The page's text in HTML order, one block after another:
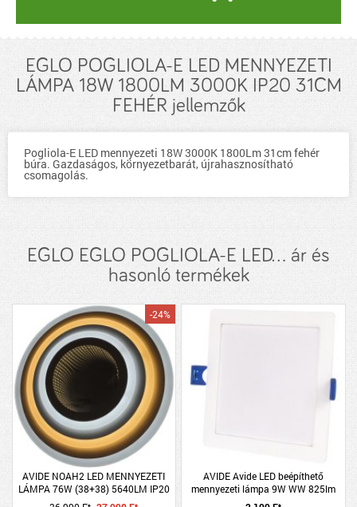
EGLO POGLIOLA-E LED MENNYEZETI
LÁMPA 18W 1800LM 3000K IP20 31CM
FEHÉR jellemzők
Pogliola-E LED mennyezeti 18W 3000K 1800Lm 31cm fehér
búra. Gazdaságos, környezetbarát, újrahasznosítható
csomagolás.
EGLO EGLO POGLIOLA-E LED... ár és
hasonló termékek
AVIDE NOAH2 LED MENNYEZETI
LÁMPA 76W (38+38) 5640LM IP20
RF TÁVIRÁNYÍTÓVAL 50CM
-24%
AVIDE Avide LED beépíthető
mennyezeti lámpa 9W WW 825lm
3000K IP20 12x12x2,7cm műanyag